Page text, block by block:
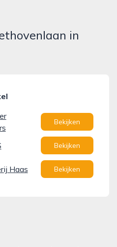
in
Bekijken
Bekijken
Haas Bekijken